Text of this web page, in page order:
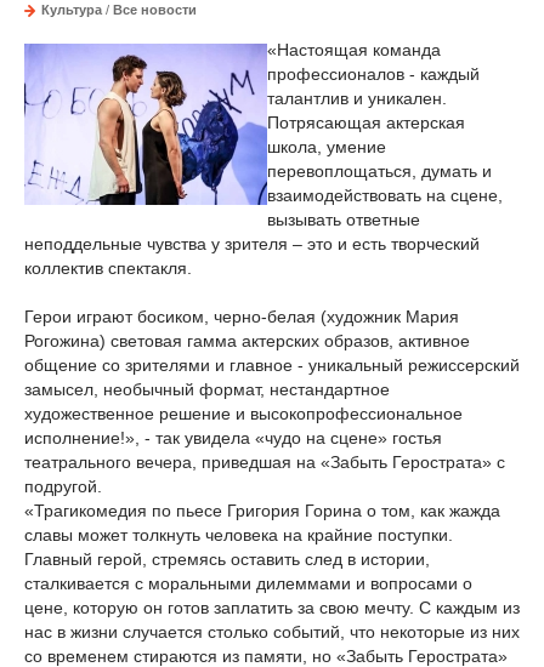
Культура / Все новости
«Настоящая команда
профессионалов - каждый
талантлив и уникален.
Потрясающая актерская
школа, умение
перевоплощаться, думать и
взаимодействовать на сцене,
вызывать ответные
неподдельные чувства у зрителя – это и есть творческий
коллектив спектакля.
Герои играют босиком, черно-белая (художник Мария
Рогожина) световая гамма актерских образов, активное
общение со зрителями и главное - уникальный режиссерский
замысел, необычный формат, нестандартное
художественное решение и высокопрофессиональное
исполнение!», - так увидела «чудо на сцене» гостья
театрального вечера, приведшая на «Забыть Герострата» с
подругой.
«Трагикомедия по пьесе Григория Горина о том, как жажда
славы может толкнуть человека на крайние поступки.
Главный герой, стремясь оставить след в истории,
сталкивается с моральными дилеммами и вопросами о
цене, которую он готов заплатить за свою мечту. С каждым из
нас в жизни случается столько событий, что некоторые из них
со временем стираются из памяти, но «Забыть Герострата»